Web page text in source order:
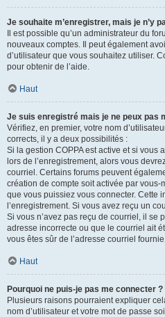
Je souhaite m’enregistrer, mais je n’y
Il est possible qu’un administrateur du
nouveaux comptes. Il peut également
d’utilisateur que vous souhaitez utiliser.
pour obtenir de l’aide.
Haut
Je suis enregistré mais je ne peux pas
Vérifiez, en premier, votre nom
corrects, il y a deux possibilités :
Si la gestion COPPA est active et si vous
lors de l’enregistrement, alors vous
courriel. Certains forums peuvent
création de compte soit activée par
que vous puissiez vous connecter. Cette
l’enregistrement. Si vous avez reçu un
Si vous n’avez pas reçu de courriel, il se
adresse incorrecte ou que le courriel ait
vous êtes sûr de l’adresse courriel
Haut
Pourquoi ne puis-je pas me connecter ?
Plusieurs raisons pourraient expliquer
nom d’utilisateur et votre mot de passe